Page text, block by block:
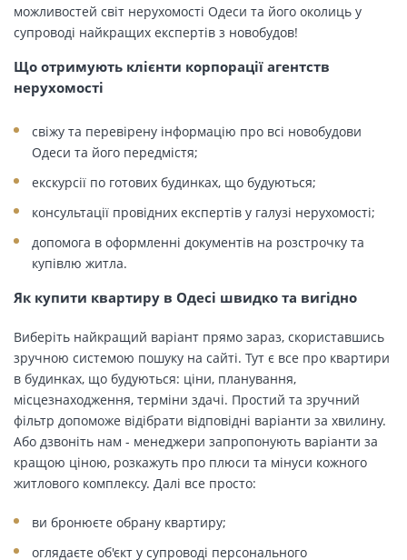
можливостей світ нерухомості Одеси та його околиць у
супроводі найкращих експертів з новобудов!
Що отримують клієнти корпорації агентств
нерухомості
свіжу та перевірену інформацію про всі новобудови
Одеси та його передмістя;
екскурсії по готових будинках, що будуються;
консультації провідних експертів у галузі нерухомості;
допомога в оформленні документів на розстрочку та
купівлю житла.
Як купити квартиру в Одесі швидко та вигідно
Виберіть найкращий варіант прямо зараз, скориставшись
зручною системою пошуку на сайті. Тут є все про квартири
в будинках, що будуються: ціни, планування,
місцезнаходження, терміни здачі. Простий та зручний
фільтр допоможе відібрати відповідні варіанти за хвилину.
Або дзвоніть нам - менеджери запропонують варіанти за
кращою ціною, розкажуть про плюси та мінуси кожного
житлового комплексу. Далі все просто:
ви бронюєте обрану квартиру;
оглядаєте об'єкт у супроводі персонального